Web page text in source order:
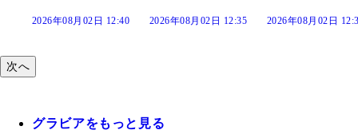
2026年08月02日 12:35 2026年08月02日 12:30 2026年08月02日
次へ
グラビアをもっと見る